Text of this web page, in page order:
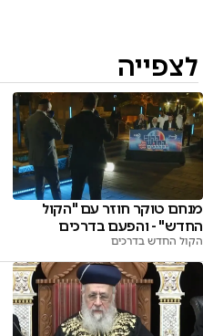
לצפייה
מנחם טוקר חוזר עם "הקול
החדש" - והפעם בדרכים
הקול החדש בדרכים